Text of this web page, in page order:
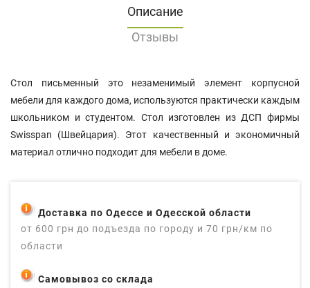
Доставка по Одессе и Одесской области
от 600 грн до подъезда по городу и 70 грн/км по
области
Самовывоз со склада
Описание
Отзывы
Стол письменный это незаменимый элемент корпусной
мебели для каждого дома, используются практически каждым
школьником и студентом. Стол изготовлен из ДСП фирмы
Swisspan (Швейцария). Этот качественный и экономичный
материал отлично подходит для мебели в доме.